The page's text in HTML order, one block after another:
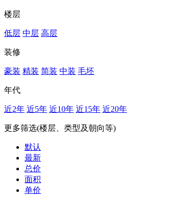
楼层
低层 中层 高层
装修
豪装 精装 简装 中装 毛坯
年代
近2年 近5年 近10年 近15年 近20年
更多筛选(楼层、类型及朝向等)
默认
最新
总价
面积
单价